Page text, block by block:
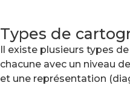
Types de
Il existe plusieurs types
chacune avec un niveau
et une représentation